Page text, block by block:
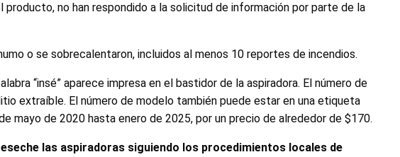
producto, no han respondido a la solicitud de información por parte de la
o se sobrecalentaron, incluidos al menos 10 reportes de incendios.
“insé” aparece impresa en el bastidor de la aspiradora. El número de
extraíble. El número de modelo también puede estar en una etiqueta
mayo de 2020 hasta enero de 2025, por un precio de alrededor de $170.
las aspiradoras siguiendo los procedimientos locales de